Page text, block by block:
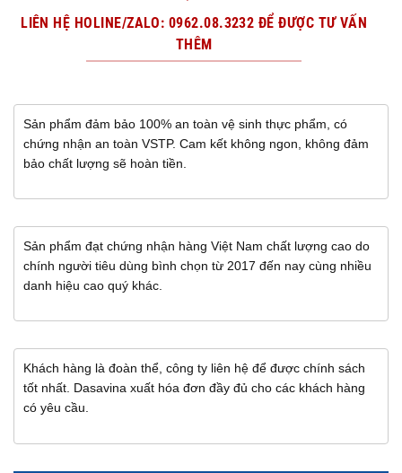
LIÊN HỆ HOLINE/ZALO: 0962.08.3232 ĐỂ ĐƯỢC TƯ VẤN
THÊM
Sản phẩm đảm bảo 100% an toàn vệ sinh thực phẩm, có
chứng nhận an toàn VSTP. Cam kết không ngon, không đảm
bảo chất lượng sẽ hoàn tiền.
Sản phẩm đạt chứng nhận hàng Việt Nam chất lượng cao do
chính người tiêu dùng bình chọn từ 2017 đến nay cùng nhiều
danh hiệu cao quý khác.
Khách hàng là đoàn thể, công ty liên hệ để được chính sách
tốt nhất. Dasavina xuất hóa đơn đầy đủ cho các khách hàng
có yêu cầu.